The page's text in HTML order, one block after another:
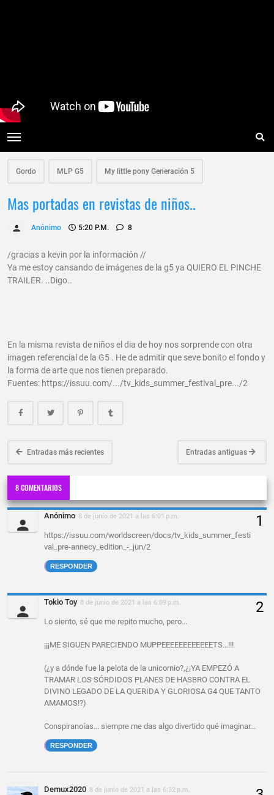
Gordo MLP G5 My little pony Generación 5
Mas portadas en revistas de niños..
Anónimo 5:20 P.m. 8
/gracias a kevin por la información //
Ya me estoy cansando de imágenes de la g5 ya QUIERO EL PINCHE
TRAILER. ..Digo..
En la misma revista de niños el dia de hoy nos sorprende con otra
imagen referencial de la G5 . He de admitir que seve bonito el fondo y
la forma de arte que nos tienen preparado.
Fuentes: https://issuu.com/.../tv_kids_summer_festival_pre.../2
Entradas más recientes Entradas antiguas
8 COMENTARIOS
Anónimo 8 de junio de 2021 a las 6:01 p.m.
https://issuu.com/worldscreen/docs/tv_kids_summer_festi
val_pre-annecy_edition_-_jun/2
RESPONDER
Tokio Toy 8 de junio de 2021 a las 6:09 p.m.
Lo siento, sé que me repito mucho, pero...
¡¡¡ME SIGUEN PARECIENDO MUPPEEEEEEEEEEEETS...!!!
(¿y a dónde fue la pelota de la unicornio?,¿¡YA EMPEZÓ A
TRAMAR LOS SÓRDIDOS PLANES DE HASBRO CONTRA EL
DIVINO LEGADO DE LA QUERIDA Y GLORIOSA G4 QUE TANTO
AMAMOS!?)
Conspiranoías... siempre me das algo divertido qué imaginar...
RESPONDER
Demux2020 8 de junio de 2021 a las 6:32 p.m.